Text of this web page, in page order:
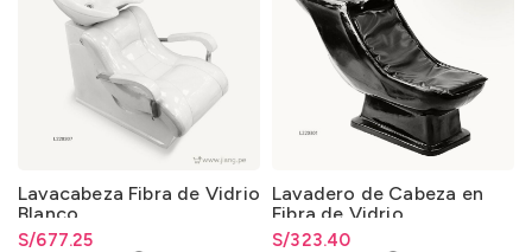
Lavacabeza Fibra de Vidrio
Blanco
S/677.25
Lavadero de Cabeza en
Fibra de Vidrio
S/323.40